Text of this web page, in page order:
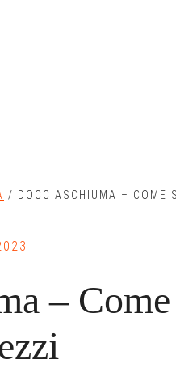
/ DOCCIASCHIUMA – COME
–